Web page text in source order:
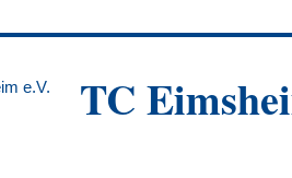
TC